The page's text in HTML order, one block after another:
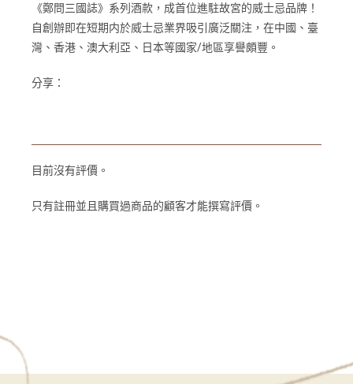
《鄭問三國誌》系列酒款，成首位進駐故宮的威士忌品牌！
自創辦即在短期内於威士忌業界吸引廣泛關注，在中國、臺
灣、香港、澳大利亞、日本等國家/地區享譽頗豐。
分享：
目前沒有評價。
只有註冊並且購買過商品的顧客才能撰寫評價。